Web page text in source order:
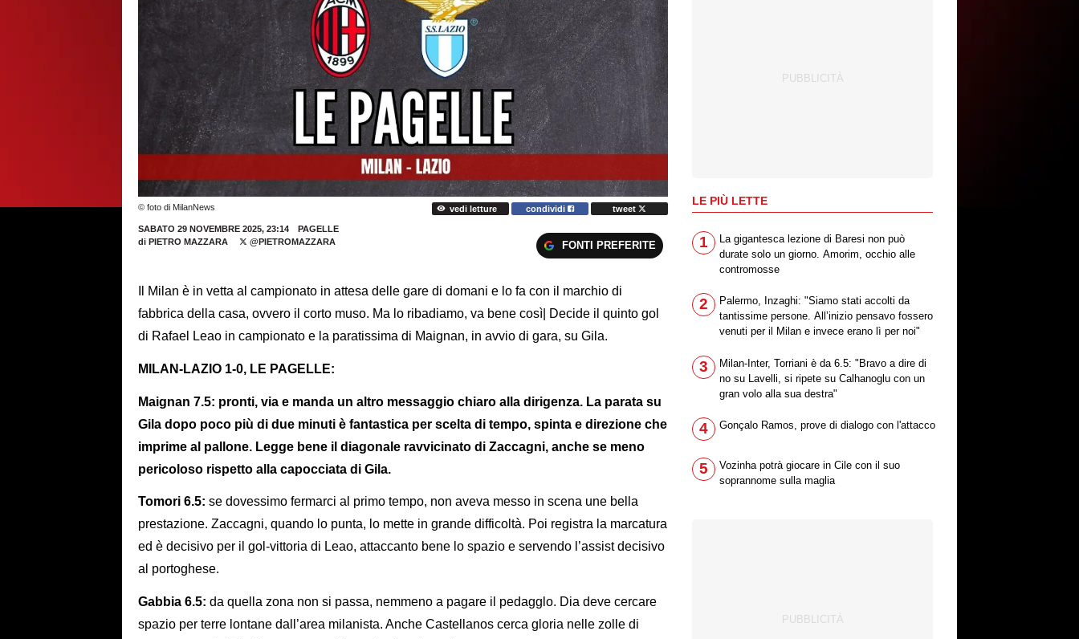
© foto di MilanNews vedi letture condividi tweet
SABATO 29 NOVEMBRE 2025, 23:14
PAGELLE
di PIETRO MAZZARA @PIETROMAZZARA FONTI PREFERITE
Il Milan è in vetta al campionato in attesa delle gare di domani e lo fa con il marchio di
fabbrica della casa, ovvero il corto muso. Ma lo ribadiamo, va bene così| Decide il quinto gol
di Rafael Leao in campionato e la paratissima di Maignan, in avvio di gara, su Gila.
MILAN-LAZIO 1-0, LE PAGELLE:
Maignan 7.5: pronti, via e manda un altro messaggio chiaro alla dirigenza. La parata su
Gila dopo poco più di due minuti è fantastica per scelta di tempo, spinta e direzione che
imprime al pallone. Legge bene il diagonale ravvicinato di Zaccagni, anche se meno
pericoloso rispetto alla capocciata di Gila.
Tomori 6.5: se dovessimo fermarci al primo tempo, non aveva messo in scena une bella
prestazione. Zaccagni, quando lo punta, lo mette in grande difficoltà. Poi registra la marcatura
ed è decisivo per il gol-vittoria di Leao, attaccanto bene lo spazio e servendo l’assist decisivo
al portoghese.
Gabbia 6.5: da quella zona non si passa, nemmeno a pagare il pedagglo. Dia deve cercare
spazio per terre lontane dall’area milanista. Anche Castellanos cerca gloria nelle zolle di
LE PIÙ LETTE
1
La gigantesca lezione di Baresi non può
durate solo un giorno. Amorim, occhio alle
contromosse
2
Palermo, Inzaghi: "Siamo stati accolti da
tantissime persone. All’inizio pensavo fossero
venuti per il Milan e invece erano lì per noi"
3
Milan-Inter, Torriani è da 6.5: "Bravo a dire di
no su Lavelli, si ripete su Calhanoglu con un
gran volo alla sua destra"
4 Gonçalo Ramos, prove di dialogo con l'attacco
5
Vozinha potrà giocare in Cile con il suo
soprannome sulla maglia